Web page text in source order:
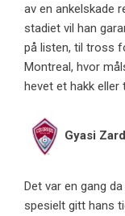
av en ankelskade
stadiet vil han
på listen, til tross
Montreal, hvor
hevet et hakk eller
Gyasi
Det var en gang
spesielt gitt hans